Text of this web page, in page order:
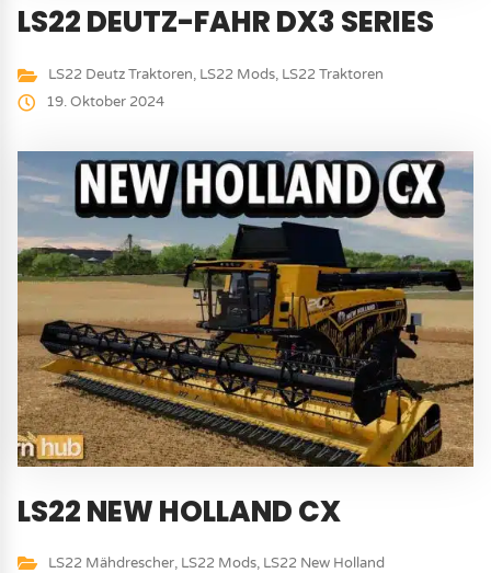
LS22 DEUTZ-FAHR DX3 SERIES
LS22 Deutz Traktoren, LS22 Mods, LS22 Traktoren
19. Oktober 2024
LS22 NEW HOLLAND CX
LS22 Mähdrescher, LS22 Mods, LS22 New Holland